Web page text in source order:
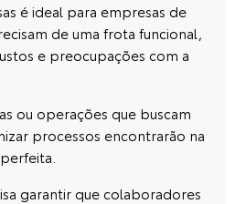
é ideal para empresas de
de uma frota funcional,
e preocupações com a
ou operações que buscam
processos encontrarão na
garantir que colaboradores